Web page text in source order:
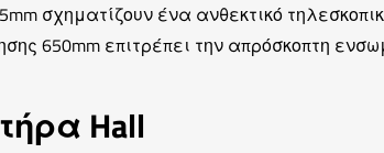
σχηματίζουν ένα ανθεκτικό
650mm επιτρέπει την απρόσκοπτη
Hall